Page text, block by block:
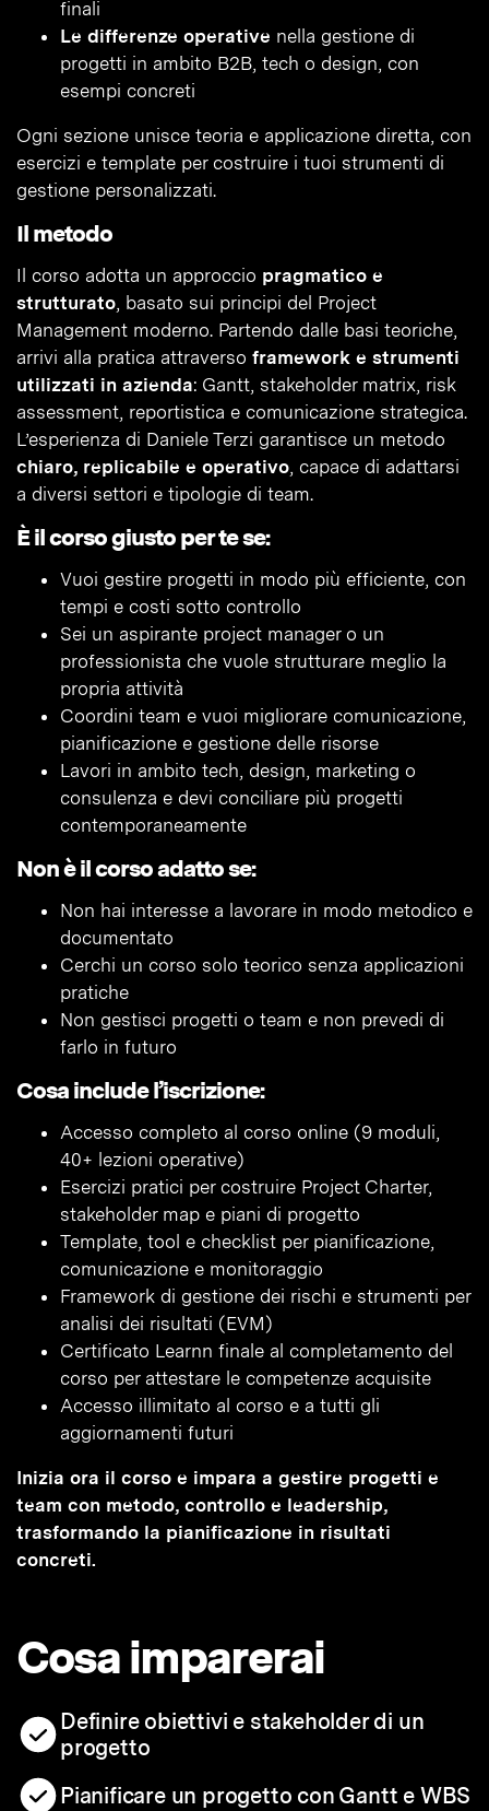
finali
Le differenze operative nella gestione di
progetti in ambito B2B, tech o design, con
esempi concreti
Ogni sezione unisce teoria e applicazione diretta, con
esercizi e template per costruire i tuoi strumenti di
gestione personalizzati.
Il metodo
Il corso adotta un approccio pragmatico e
strutturato, basato sui principi del Project
Management moderno. Partendo dalle basi teoriche,
arrivi alla pratica attraverso framework e strumenti
utilizzati in azienda: Gantt, stakeholder matrix, risk
assessment, reportistica e comunicazione strategica.
L’esperienza di Daniele Terzi garantisce un metodo
chiaro, replicabile e operativo, capace di adattarsi
a diversi settori e tipologie di team.
È il corso giusto per te se:
Vuoi gestire progetti in modo più efficiente, con
tempi e costi sotto controllo
Sei un aspirante project manager o un
professionista che vuole strutturare meglio la
propria attività
Coordini team e vuoi migliorare comunicazione,
pianificazione e gestione delle risorse
Lavori in ambito tech, design, marketing o
consulenza e devi conciliare più progetti
contemporaneamente
Non è il corso adatto se:
Non hai interesse a lavorare in modo metodico e
documentato
Cerchi un corso solo teorico senza applicazioni
pratiche
Non gestisci progetti o team e non prevedi di
farlo in futuro
Cosa include l’iscrizione:
Accesso completo al corso online (9 moduli,
40+ lezioni operative)
Esercizi pratici per costruire Project Charter,
stakeholder map e piani di progetto
Template, tool e checklist per pianificazione,
comunicazione e monitoraggio
Framework di gestione dei rischi e strumenti per
analisi dei risultati (EVM)
Certificato Learnn finale al completamento del
corso per attestare le competenze acquisite
Accesso illimitato al corso e a tutti gli
aggiornamenti futuri
Inizia ora il corso e impara a gestire progetti e
team con metodo, controllo e leadership,
trasformando la pianificazione in risultati
concreti.
Cosa imparerai
Definire obiettivi e stakeholder di un
progetto
Pianificare un progetto con Gantt e WBS